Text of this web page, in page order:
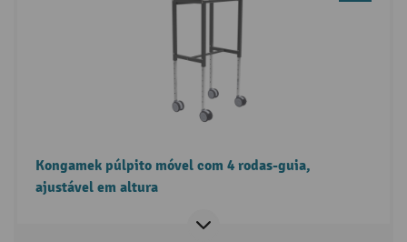
Kongamek púlpito móvel com 4 rodas-guia,
ajustável em altura